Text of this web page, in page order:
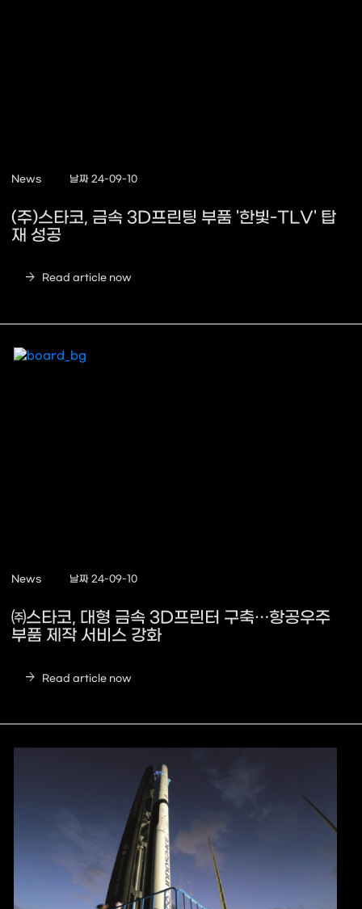
News 날짜 24-09-10
(주)스타코, 금속 3D프린팅 부품 '한빛-TLV' 탑
재 성공
arrow_forward Read article now
News 날짜 24-09-10
㈜스타코, 대형 금속 3D프린터 구축…항공우주
부품 제작 서비스 강화
arrow_forward Read article now